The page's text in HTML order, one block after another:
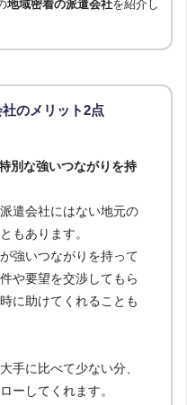
地域密着の派遣会社を紹介し
のメリット2点
別な強いつながりを持
遣会社にはない地元の
もあります。
強いつながりを持って
や要望を交渉してもら
に助けてくれることも
手に比べて少ない分、
ーしてくれます。